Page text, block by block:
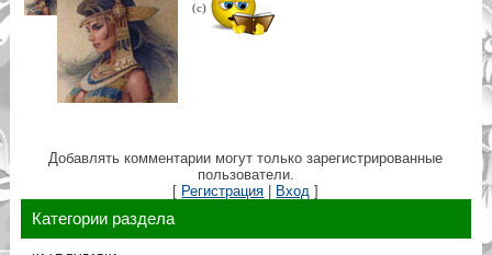
(с)
Добавлять комментарии могут только зарегистрированные
пользователи.
[ Регистрация | Вход ]
Категории раздела